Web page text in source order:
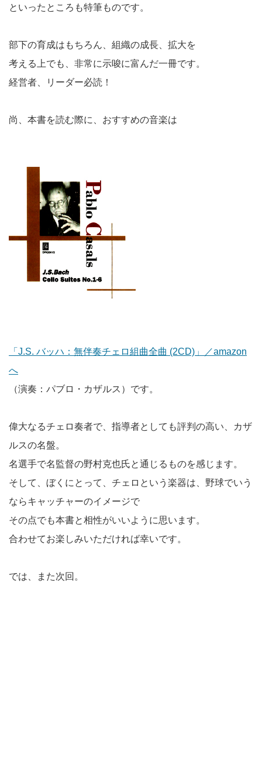
といったところも特筆ものです。
部下の育成はもちろん、組織の成長、拡大を
考える上でも、非常に示唆に富んだ一冊です。
経営者、リーダー必読！
尚、本書を読む際に、おすすめの音楽は
「J.S. バッハ：無伴奏チェロ組曲全曲 (2CD)」／amazon
へ
（演奏：パブロ・カザルス）です。
偉大なるチェロ奏者で、指導者としても評判の高い、カザ
ルスの名盤。
名選手で名監督の野村克也氏と通じるものを感じます。
そして、ぼくにとって、チェロという楽器は、野球でいう
ならキャッチャーのイメージで
その点でも本書と相性がいいように思います。
合わせてお楽しみいただければ幸いです。
では、また次回。